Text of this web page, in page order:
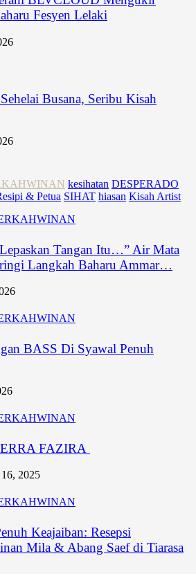
Fesyen Lelaki
Busana, Seribu Kisah
kesihatan DESPERADO
& Petua SIHAT hiasan Kisah Artist
Lepaskan Tangan Itu…” Air Mata
Langkah Baharu Ammar…
BASS Di Syawal Penuh
FAZIRA
2025
Keajaiban: Resepsi
Mila & Abang Saef di Tiarasa